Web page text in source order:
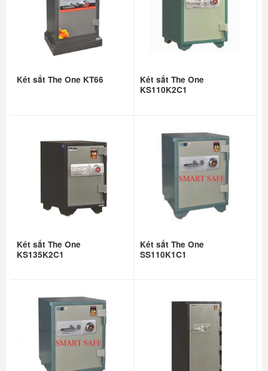
Két sắt The One KT66
Két sắt The One
KS110K2C1
Két sắt The One
KS135K2C1
Két sắt The One
SS110K1C1